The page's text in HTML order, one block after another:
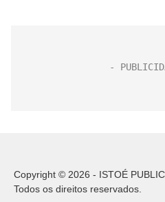
Copyright © 2026 - ISTOÉ
Todos os direitos reservados.